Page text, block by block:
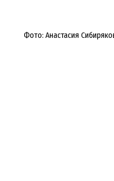
Фото: Анастасия